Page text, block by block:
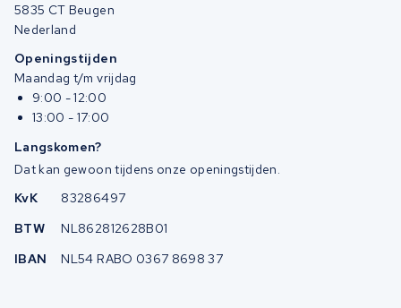
5835 CT Beugen
Nederland
Openingstijden
Maandag t/m vrijdag
9:00 - 12:00
13:00 - 17:00
Langskomen?
Dat kan gewoon tijdens onze openingstijden.
KvK
83286497
BTW
NL862812628B01
IBAN
NL54 RABO 0367 8698 37